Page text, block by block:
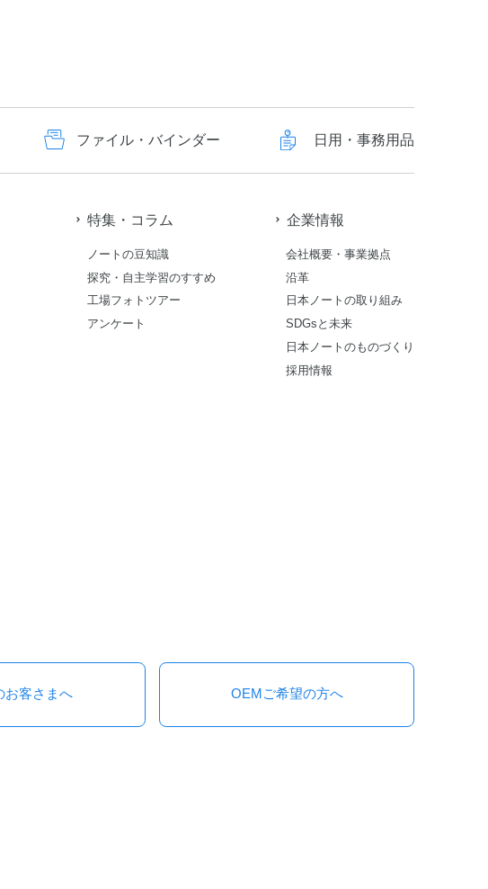
ファイル・バインダー 日用・事務用品
特集・コラム
ノートの豆知識
探究・自主学習のすすめ
工場フォトツアー
アンケート
企業情報
会社概要・事業拠点
沿革
日本ノートの取り組み
SDGsと未来
日本ノートのものづくり
採用情報
お客さまへ OEMご希望の方へ